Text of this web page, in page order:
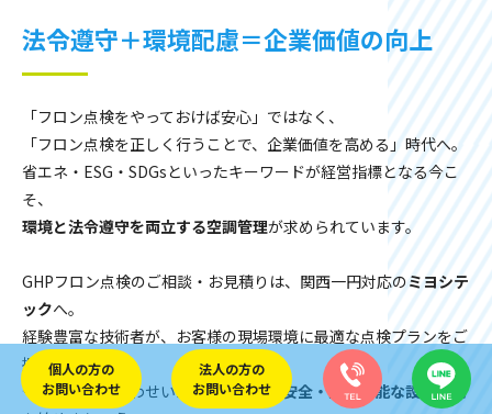
法令遵守＋環境配慮＝企業価値の向上
「フロン点検をやっておけば安心」ではなく、
「フロン点検を正しく行うことで、企業価値を高める」時代へ。
省エネ・ESG・SDGsといったキーワードが経営指標となる今こ
そ、
環境と法令遵守を両立する空調管理が求められています。
GHPフロン点検のご相談・お見積りは、関西一円対応のミヨシテ
ックへ。
経験豊富な技術者が、お客様の現場環境に最適な点検プランをご
提案いたします。
今すぐお問い合わせいただき、安心・安全・持続可能な設備運用
個人の方の
お問い合わせ
法人の方の
お問い合わせ